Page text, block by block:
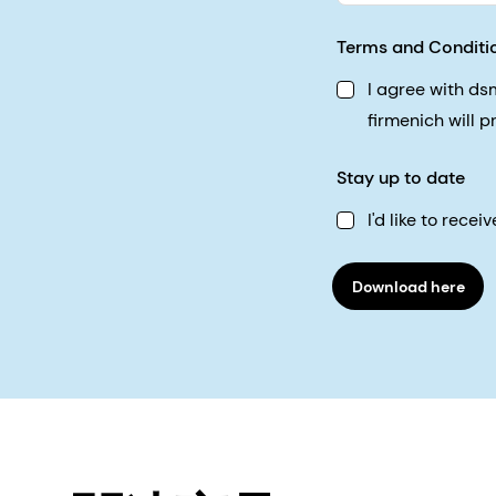
Terms and
I agree with
firmenich will
Stay up to date
I'd like to
Download here